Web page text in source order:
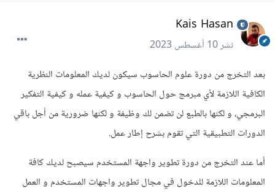
Kais Hasan
نشر10 أغسطس 2023
بعد التخرج من دورة علوم الحاسوب سيكون لديك المعلومات النظرية
الكافية اللازمة ﻷي مبرمج حول الحاسوب و كيفية عمله و كيفية التفكير
البرمجي، و لكنها بالطبع لن تضمن لك وظيفة و لكنها ضرورية من أجل باقي
الدورات التطبيقية التي تقوم بشرح إطار عمل.
أما عند التخرج من دورة تطوير واجهة المستخدم سيصبح لديك كافة
المعلومات اللازمة للدخول في مجال تطوير واجهات المستخدم و العمل